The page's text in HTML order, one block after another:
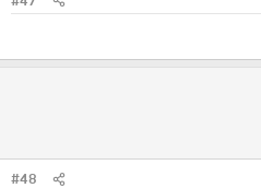
#48